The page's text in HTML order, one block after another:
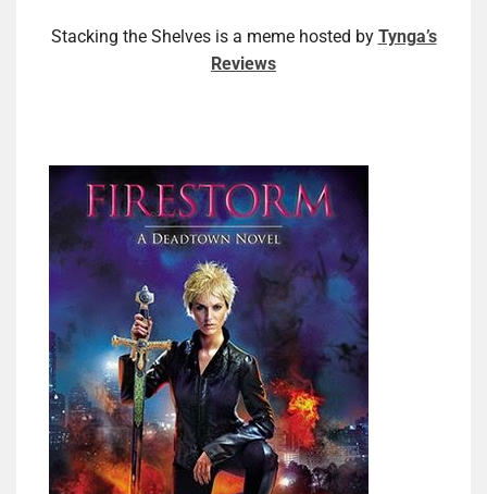
Stacking the Shelves is a meme hosted by Tynga’s
Reviews